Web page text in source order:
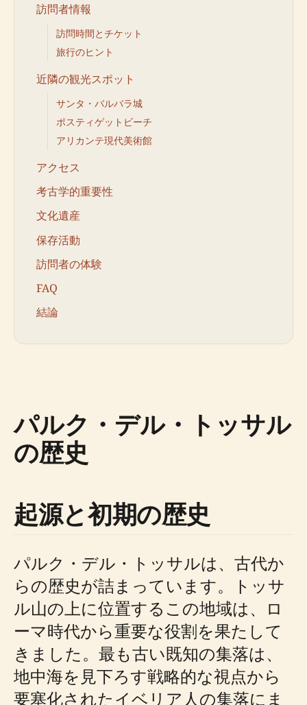
訪問者情報
訪問時間とチケット
旅行のヒント
近隣の観光スポット
サンタ・バルバラ城
ポスティゲットビーチ
アリカンテ現代美術館
アクセス
考古学的重要性
文化遺産
保存活動
訪問者の体験
FAQ
結論
パルク・デル・トッサル
の歴史
起源と初期の歴史
パルク・デル・トッサルは、古代か
らの歴史が詰まっています。トッサ
ル山の上に位置するこの地域は、ロ
ーマ時代から重要な役割を果たして
きました。最も古い既知の集落は、
地中海を見下ろす戦略的な視点から
要塞化されたイベリア人の集落にま